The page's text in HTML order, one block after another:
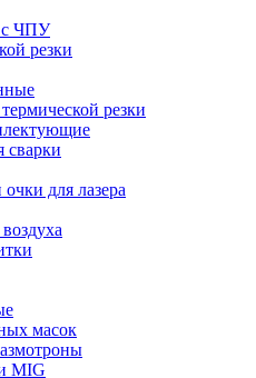
с ЧПУ
резки
резки
сварки
для лазера
масок
MIG